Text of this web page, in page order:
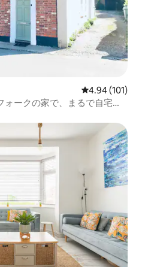
レビュー101
4.94 (101)
ークの家で、まるで自宅の
。